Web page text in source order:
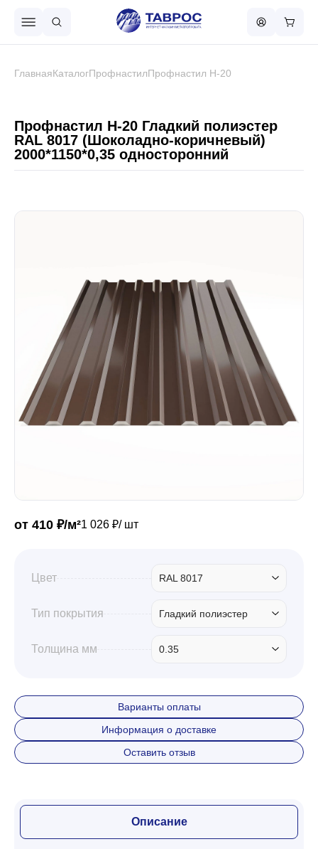
Металлочерепица
Сваи винтовые
Забор
Кровля
Профили для гипсокартона
ГлавнаяКаталогПрофнастилПрофнастил Н-20
Профнастил Н-20 Гладкий полиэстер
RAL 8017 (Шоколадно-коричневый)
2000*1150*0,35 односторонний
от 410 ₽/м²1 026 ₽/ шт
Цвет RAL 8017
Тип покрытия Гладкий полиэстер
Толщина мм 0.35
Варианты оплаты
Информация о доставке
Оставить отзыв
Описание